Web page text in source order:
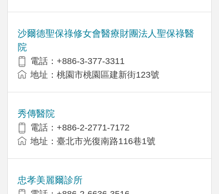
沙爾德聖保祿修女會醫療財團法人聖保祿醫
院
電話：+886-3-377-3311
地址：桃園市桃園區建新街123號
秀傳醫院
電話：+886-2-2771-7172
地址：臺北市光復南路116巷1號
忠孝美麗爾診所